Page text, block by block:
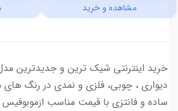
مشاهده و خرید
خرید اینترنتی شیک ترین و جدیدترین
دیواری ، چوبی، فلزی و نمدی در رنگ
ساده و فانتزی با قیمت مناسب ازموبوفیس